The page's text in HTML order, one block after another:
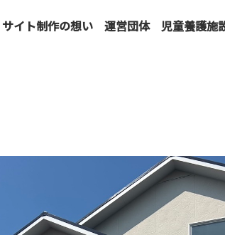
サイト制作の想い 運営団体 児童養護施